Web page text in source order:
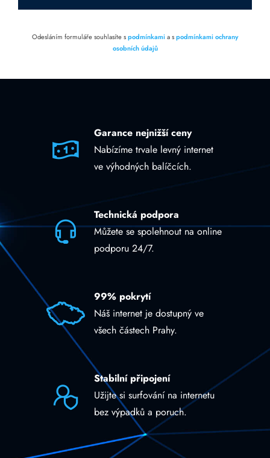
Odesláním formuláře souhlasíte spodmínkamia spodmínkami ochrany
osobních údajů
Garance nejnižší ceny
Nabízíme trvale levný internet
ve výhodných balíčcích.
Technická podpora
Můžete se spolehnout na online
podporu 24/7.
99% pokrytí
Náš internet je dostupný ve
všech částech Prahy.
Stabilní připojení
Užijte si surfování na internetu
bez výpadků a poruch.